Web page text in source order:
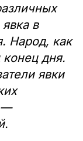
в
Народ, как
конец дня.
явки
—